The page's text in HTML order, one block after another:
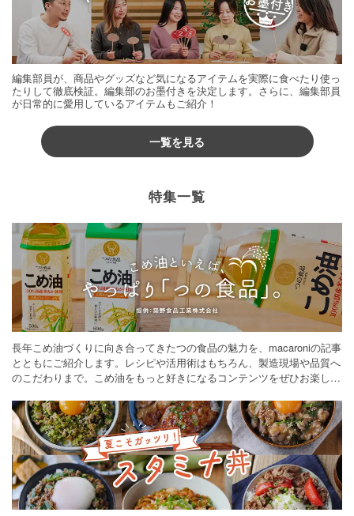
編集部員が、商品やグッズなど気になるアイテムを実際に食べたり使っ
たりして徹底検証。編集部のお墨付きを決定します。さらに、編集部員
が日常的に愛用しているアイテムもご紹介！
一覧を見る
特集一覧
長年こめ油づくりに向き合ってきたつの食品の魅力を、macaroniの記事
とともにご紹介します。レシピや活用術はもちろん、製造現場や品質へ
のこだわりまで。こめ油をもっと好きになるコンテンツをぜひお楽しみ